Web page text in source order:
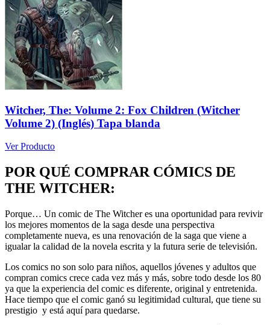
Witcher, The: Volume 2: Fox Children (Witcher
Volume 2) (Inglés) Tapa blanda
Ver Producto
POR QUÉ COMPRAR CÓMICS DE
THE WITCHER:
Porque… Un comic de The Witcher es una oportunidad para revivir
los mejores momentos de la saga desde una perspectiva
completamente nueva, es una renovación de la saga que viene a
igualar la calidad de la novela escrita y la futura serie de televisión.
Los comics no son solo para niños, aquellos jóvenes y adultos que
compran comics crece cada vez más y más, sobre todo desde los 80
ya que la experiencia del comic es diferente, original y entretenida.
Hace tiempo que el comic ganó su legitimidad cultural, que tiene su
prestigio y está aquí para quedarse.